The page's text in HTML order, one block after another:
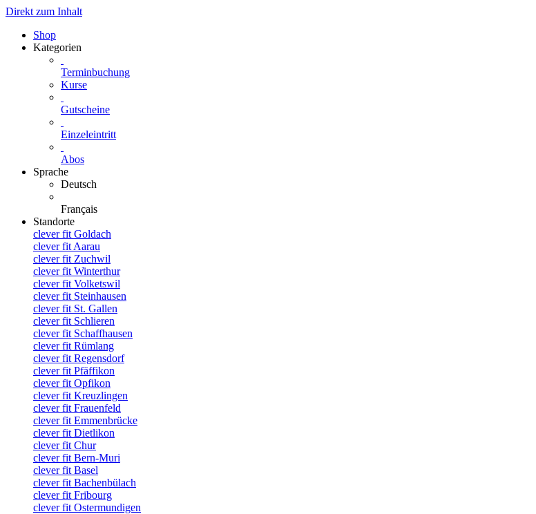
Direkt zum Inhalt
Shop
Kategorien
Terminbuchung
Kurse
Gutscheine
Einzeleintritt
Abos
Sprache
Deutsch
Français
Standorte
clever fit Goldach
clever fit Aarau
clever fit Zuchwil
clever fit Winterthur
clever fit Volketswil
clever fit Steinhausen
clever fit St. Gallen
clever fit Schlieren
clever fit Schaffhausen
clever fit Rümlang
clever fit Regensdorf
clever fit Pfäffikon
clever fit Opfikon
clever fit Kreuzlingen
clever fit Frauenfeld
clever fit Emmenbrücke
clever fit Dietlikon
clever fit Chur
clever fit Bern-Muri
clever fit Basel
clever fit Bachenbülach
clever fit Fribourg
clever fit Ostermundigen